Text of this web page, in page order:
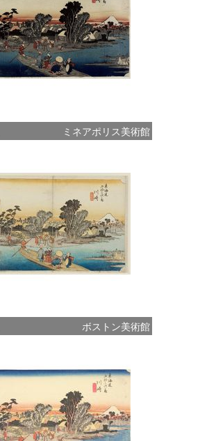
ミネアポリス美術館
ボストン美術館